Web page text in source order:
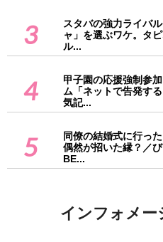
3
スタバの強力ライバ
ャ」を選ぶワケ。タ
ル...
4
甲子園の応援強制参
ム「ネットで告発す
気記...
5
同僚の結婚式に行っ
偶然が招いた縁？／
BE...
インフォメー